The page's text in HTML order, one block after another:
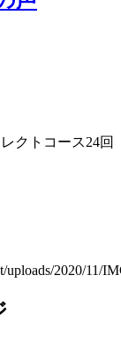
クトコース24回